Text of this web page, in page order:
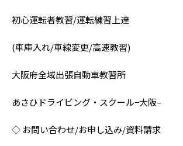
初心運転者教習/運転練習上達
(車庫入れ/車線変更/高速教習)
大阪府全域出張自動車教習所
あさひドライビング・スクール−大阪–
◇ お問い合わせ/お申し込み/資料請求